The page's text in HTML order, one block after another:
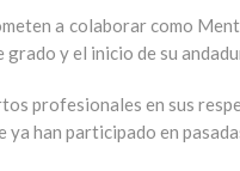
a colaborar como
grado y el inicio de su
profesionales en sus
ya han participado en